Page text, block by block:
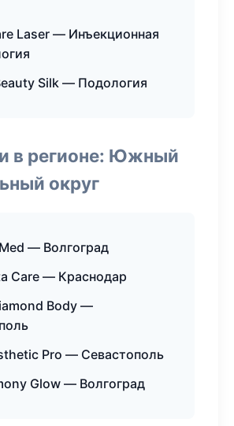
Laser — Инъекционная
Silk — Подология
в регионе: Южный
округ
— Волгоград
Care — Краснодар
Body —
Pro — Севастополь
Glow — Волгоград